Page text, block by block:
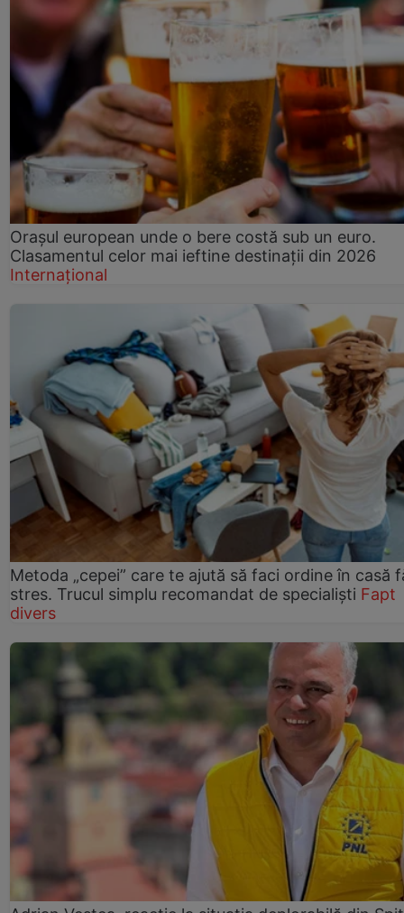
Orașul european unde o bere costă sub un euro.
Clasamentul celor mai ieftine destinații din 2026
Internațional
Metoda „cepei” care te ajută să faci ordine în casă
stres. Trucul simplu recomandat de specialiști Fapt
divers